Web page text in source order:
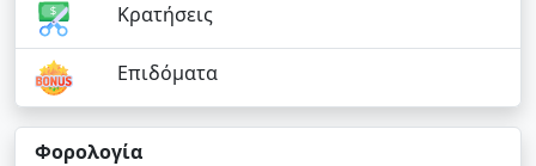
Κρατήσεις
Επιδόματα
Φορολογία